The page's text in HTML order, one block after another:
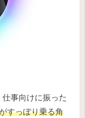
事向けに振った
すっぽり乗る角